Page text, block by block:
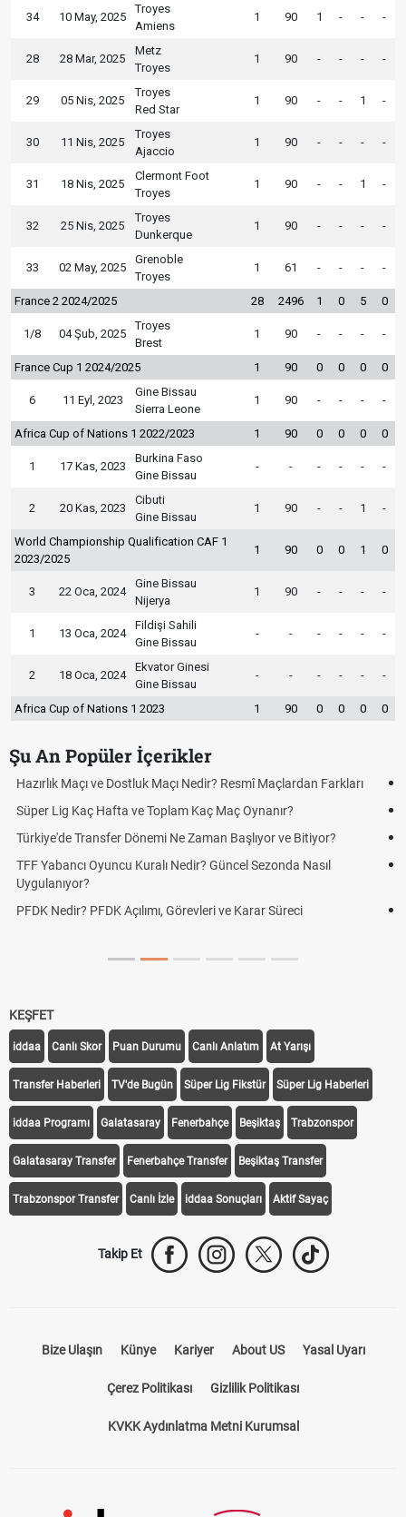
34 10 May, 2025
Troyes
Amiens
1 90 1 - - -
28 28 Mar, 2025
Metz
Troyes
1 90 - - - -
29 05 Nis, 2025
Troyes
Red Star
1 90 - - 1 -
30 11 Nis, 2025
Troyes
Ajaccio
1 90 - - - -
31 18 Nis, 2025
Clermont Foot
Troyes
1 90 - - 1 -
32 25 Nis, 2025
Troyes
Dunkerque
1 90 - - - -
33 02 May, 2025
Grenoble
Troyes
1 61 - - - -
France 2 2024/2025 28 2496 1 0 5 0
1/8 04 Şub, 2025
Troyes
Brest
1 90 - - - -
France Cup 1 2024/2025 1 90 0 0 0 0
6 11 Eyl, 2023
Gine Bissau
Sierra Leone
1 90 - - - -
Africa Cup of Nations 1 2022/2023 1 90 0 0 0 0
1 17 Kas, 2023
Burkina Faso
Gine Bissau
- - - - - -
2 20 Kas, 2023
Cibuti
Gine Bissau
1 90 - - 1 -
World Championship Qualification CAF 1
2023/2025
1 90 0 0 1 0
3 22 Oca, 2024
Gine Bissau
Nijerya
1 90 - - - -
1 13 Oca, 2024
Fildişi Sahili
Gine Bissau
- - - - - -
2 18 Oca, 2024
Ekvator Ginesi
Gine Bissau
- - - - - -
Africa Cup of Nations 1 2023 1 90 0 0 0 0
Şu An Popüler İçerikler
Puan Durumunda AG, OM ve Diğer Kısaltmalar Ne Anlama
Skor Ne Demek? Sporda Skor ve Sonuç Kavramları
Futbol Nasıl Oynanır? Temel Futbol Kuralları
Deplasman Golü Kuralı Nedir? Hangi Organizasyonlarda
Uygulanıyor?
DGS Sonuçları Ne Zaman Açıklanacak 2026? ÖSYM Sonuç
KEŞFET
iddaa Canlı Skor Puan Durumu Canlı Anlatım At Yarışı
Transfer Haberleri TV'de Bugün Süper Lig Fikstür Süper Lig Haberleri
iddaa Programı Galatasaray Fenerbahçe Beşiktaş Trabzonspor
Galatasaray Transfer Fenerbahçe Transfer Beşiktaş Transfer
Trabzonspor Transfer Canlı İzle iddaa Sonuçları Aktif Sayaç
Takip Et
Bize Ulaşın Künye Kariyer About US Yasal Uyarı
Çerez Politikası Gizlilik Politikası
KVKK Aydınlatma Metni Kurumsal